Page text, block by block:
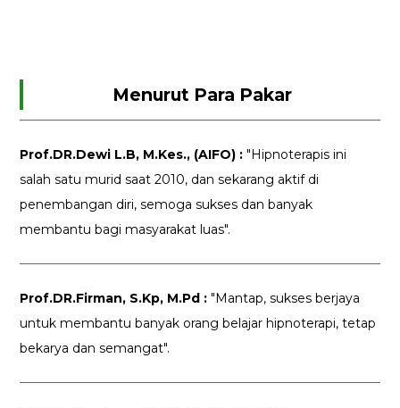
Menurut Para Pakar
Prof.DR.Dewi L.B, M.Kes., (AIFO) :"Hipnoterapis ini
salah satu murid saat 2010, dan sekarang aktif di
penembangan diri, semoga sukses dan banyak
membantu bagi masyarakat luas".
Prof.DR.Firman, S.Kp, M.Pd : "Mantap, sukses berjaya
untuk membantu banyak orang belajar hipnoterapi, tetap
bekarya dan semangat".